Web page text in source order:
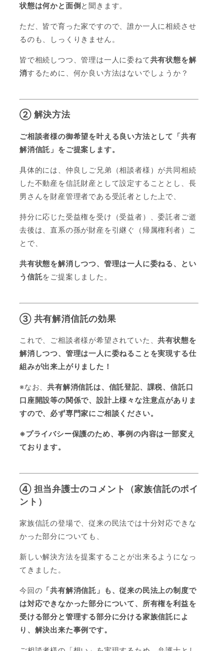
状態は何かと面倒と聞きます。
ただ、皆で育った家ですので、誰か一人に相続させ
るのも、しっくりきません。
皆で相続しつつ、管理は一人に委ねて共有状態を解
消するために、何か良い方法はないでしょうか？
② 解決方法
ご相談者様の御希望を叶える良い方法として「共有
解消信託」をご提案します。
具体的には、仲良しご兄弟（相談者様）が共同相続
した不動産を信託財産として設定することとし、長
男さんを財産管理者である受託者とした上で、
持分に応じた受益権を受け（受益者）、委託者ご逝
去後は、直系の孫が財産を引継ぐ（帰属権利者）こ
とで、
共有状態を解消しつつ、管理は一人に委ねる、とい
う信託をご提案しました。
③ 共有解消信託の効果
これで、ご相談者様が希望されていた、共有状態を
解消しつつ、管理は一人に委ねることを実現する仕
組みが出来上がりました！
※なお、共有解消信託は、信託登記、課税、信託口
口座開設等の関係で、設計上様々な注意点がありま
すので、必ず専門家にご相談ください。
※プライバシー保護のため、事例の内容は一部変え
ております。
④ 担当弁護士のコメント（家族信託のポイ
ント）
家族信託の登場で、従来の民法では十分対応できな
かった部分についても、
新しい解決方法を提案することが出来るようになっ
てきました。
今回の 「共有解消信託」も、従来の民法上の制度で
は対応できなかった部分について、所有権を利益を
受ける部分と管理する部分に分ける家族信託によ
り、解決出来た事例です。